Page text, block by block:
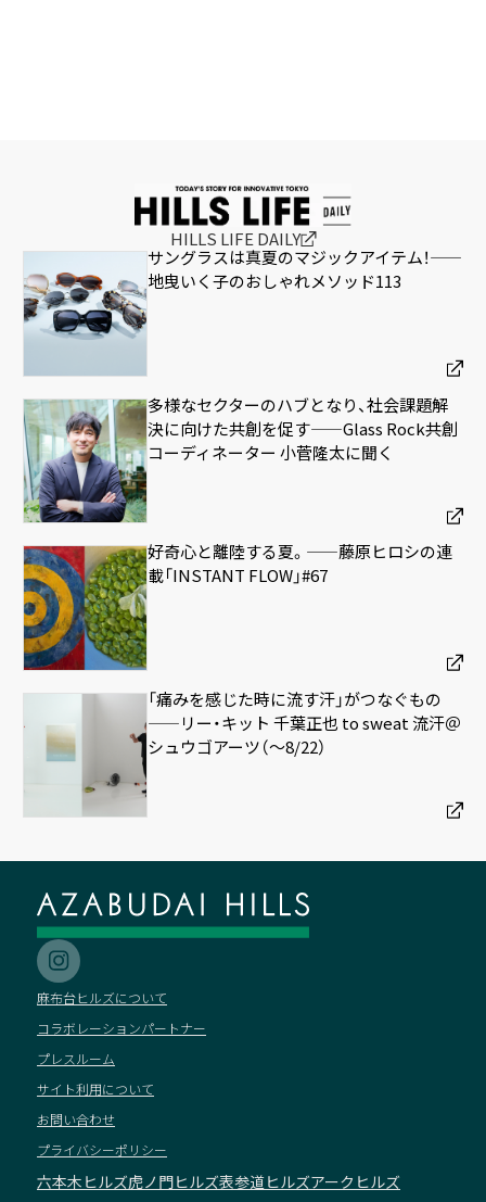
HILLS LIFE DAILY
サングラスは真夏のマジックアイテム！——
地曳いく子のおしゃれメソッド113
多様なセクターのハブとなり、社会課題解
決に向けた共創を促す——Glass Rock共創
コーディネーター 小菅隆太に聞く
好奇心と離陸する夏。——藤原ヒロシの連
載「INSTANT FLOW」#67
「痛みを感じた時に流す汗」がつなぐもの
——リー・キット 千葉正也 to sweat 流汗＠
シュウゴアーツ（〜8/22）
麻布台ヒルズについて
コラボレーションパートナー
プレスルーム
サイト利用について
お問い合わせ
プライバシーポリシー
六本木ヒルズ虎ノ門ヒルズ表参道ヒルズアークヒルズ